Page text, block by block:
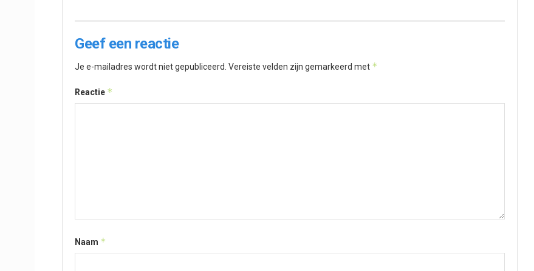
Geef een reactie
Je e-mailadres wordt niet gepubliceerd. Vereiste velden zijn gemarkeerd met *
Reactie *
Naam *